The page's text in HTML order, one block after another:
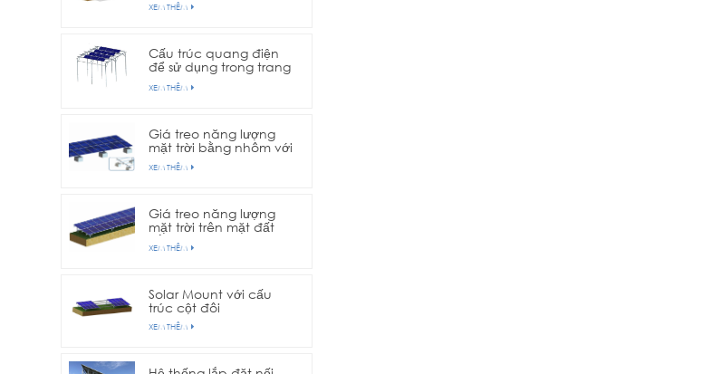
XEM THÊM
Cấu trúc quang điện
để sử dụng trong trang
trại nông nghiệp
XEM THÊM
Giá treo năng lượng
mặt trời bằng nhôm với
nền bê tông
XEM THÊM
Giá treo năng lượng
mặt trời trên mặt đất
bằng nhôm với nền vít
nối đất
XEM THÊM
Solar Mount với cấu
trúc cột đôi
XEM THÊM